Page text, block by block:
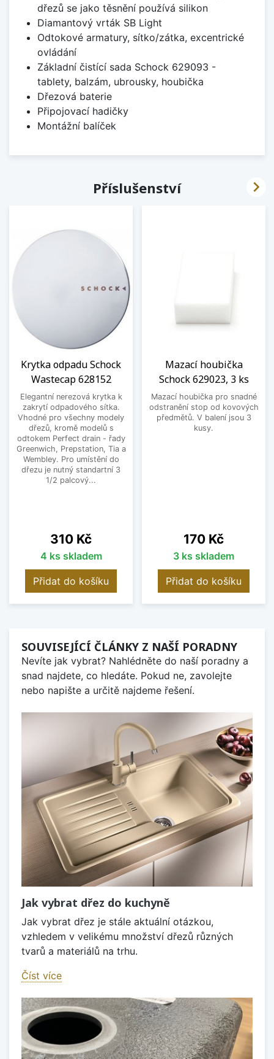
dřezů se jako těsnění používá silikon
Diamantový vrták SB Light
Odtokové armatury, sítko/zátka, excentrické
ovládání
Základní čistící sada Schock 629093 -
tablety, balzám, ubrousky, houbička
Dřezová baterie
Připojovací hadičky
Montážní balíček
Příslušenství
Krytka odpadu Schock
Wastecap 628152
Elegantní nerezová krytka k
zakrytí odpadového sítka.
Vhodné pro všechny modely
dřezů, kromě modelů s
odtokem Perfect drain - řady
Greenwich, Prepstation, Tia a
Wembley. Pro umístění do
dřezu je nutný standartní 3
1/2 palcový...
Cena
310 Kč
4 ks skladem
Přidat do košíku
Mazací houbička
Schock 629023, 3 ks
Mazací houbička pro snadné
odstranění stop od kovových
předmětů. V balení jsou 3
kusy.
Cena
170 Kč
3 ks skladem
Přidat do košíku

SOUVISEJÍCÍ ČLÁNKY Z NAŠÍ PORADNY
Nevíte jak vybrat? Nahlédněte do naší poradny a
snad najdete, co hledáte. Pokud ne, zavolejte
nebo napište a určitě najdeme řešení.
Jak vybrat dřez do kuchyně
Jak vybrat dřez je stále aktuální otázkou,
vzhledem v velikému množství dřezů různých
tvarů a materiálů na trhu.
Číst více